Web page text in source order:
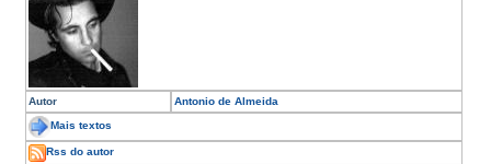
Autor Antonio de Almeida
Mais textos
Rss do autor